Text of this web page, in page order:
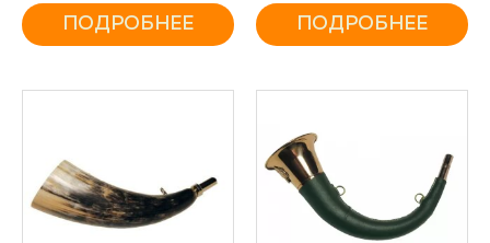
ПОДРОБНЕЕ ПОДРОБНЕЕ